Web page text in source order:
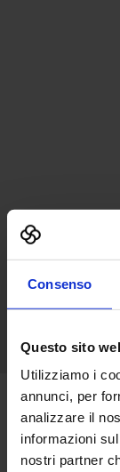
Consenso
Questo sito
Utilizziamo i
annunci, per
analizzare il
informazioni
nostri partner